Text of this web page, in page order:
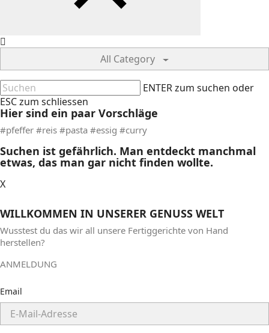
All Category
ENTER zum suchen oder
ESC zum schliessen
Hier sind ein paar Vorschläge
#pfeffer #reis #pasta #essig #curry
Suchen ist gefährlich. Man entdeckt manchmal
etwas, das man gar nicht finden wollte.
X
WILLKOMMEN IN UNSERER GENUSS WELT
Wusstest du das wir all unsere Fertiggerichte von Hand
herstellen?
ANMELDUNG
Email